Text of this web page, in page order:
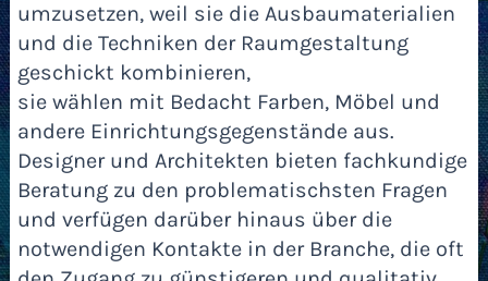
umzusetzen, weil sie die Ausbaumaterialien
und die Techniken der Raumgestaltung
geschickt kombinieren,
sie wählen mit Bedacht Farben, Möbel und
andere Einrichtungsgegenstände aus.
Designer und Architekten bieten fachkundige
Beratung zu den problematischsten Fragen
und verfügen darüber hinaus über die
notwendigen Kontakte in der Branche, die oft